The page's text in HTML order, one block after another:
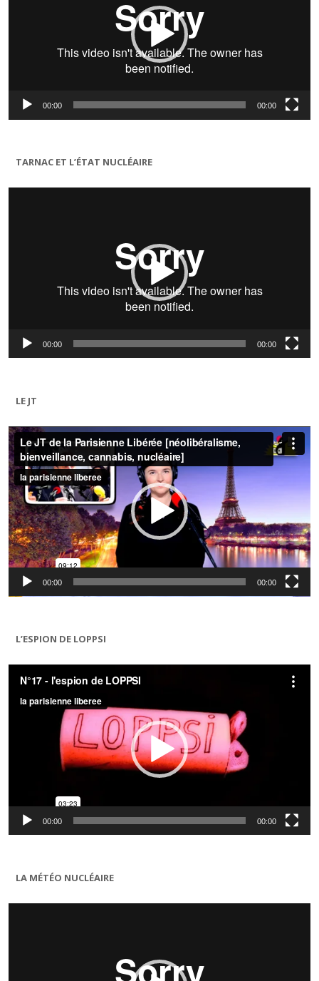
00:00 00:00
TARNAC ET L’ÉTAT NUCLÉAIRE
Lecteur
00:00 00:00
LE JT
Lecteur
vidéo
00:00 00:00
L’ESPION DE LOPPSI
Lecteur
vidéo
00:00 00:00
LA MÉTÉO NUCLÉAIRE
Lecteur